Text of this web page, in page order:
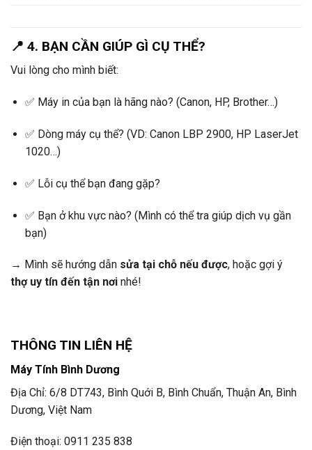
📍 4. BẠN CẦN GIÚP GÌ CỤ THỂ?
Vui lòng cho mình biết:
✅ Máy in của bạn là hãng nào? (Canon, HP, Brother…)
✅ Dòng máy cụ thể? (VD: Canon LBP 2900, HP LaserJet
1020…)
✅ Lỗi cụ thể bạn đang gặp?
✅ Bạn ở khu vực nào? (Mình có thể tra giúp dịch vụ gần
bạn)
→ Mình sẽ hướng dẫn sửa tại chỗ nếu được, hoặc gợi ý
thợ uy tín đến tận nơi nhé!
THÔNG TIN LIÊN HỆ
Máy Tính Bình Dương
Địa Chỉ: 6/8 DT743, Bình Quới B, Bình Chuẩn, Thuận An, Bình
Dương, Việt Nam
Điện thoại: 0911 235 838